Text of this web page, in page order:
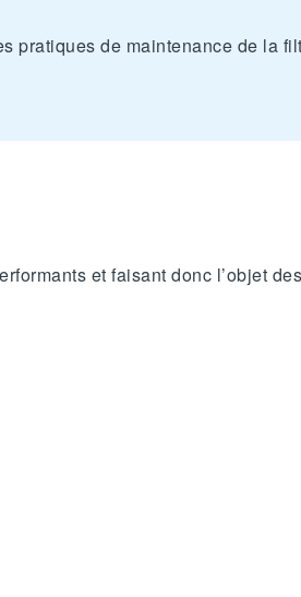
pratiques de maintenance de la
et faisant donc l’objet